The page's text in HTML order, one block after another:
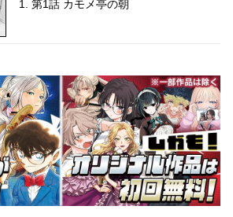
1. 第1話 カモメ亭の朝